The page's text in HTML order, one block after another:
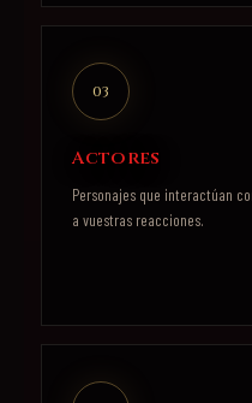
03
Actores
Personajes que interactúan
a vuestras reacciones.